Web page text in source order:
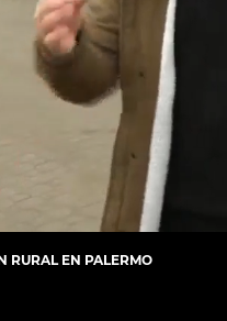
RURAL EN PALERMO